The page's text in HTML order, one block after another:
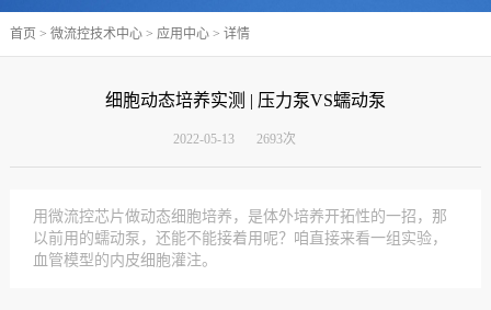
首页 > 微流控技术中心> 应用中心> 详情
细胞动态培养实测 | 压力泵VS蠕动泵
2022-05-13 2693次
用微流控芯片做动态细胞培养，是体外培养开拓性的一招，那
以前用的蠕动泵，还能不能接着用呢？咱直接来看一组实验，
血管模型的内皮细胞灌注。